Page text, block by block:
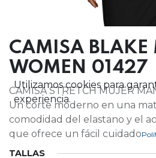
CAMISA BLAKE
WOMEN 01427
CAMISA STRETCH MUJER
Un corte moderno en una
comodidad del elastano y el
que ofrece un fácil cuidado.
TALLAS
Utilizamos cookies para
experiencia.